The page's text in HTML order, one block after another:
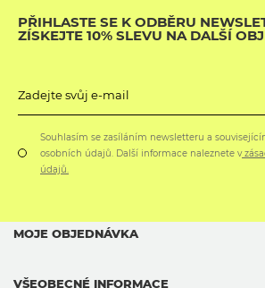
PŘIHLASTE SE K ODBĚRU
ZÍSKEJTE 10% SLEVU NA DALŠÍ
Zadejte svůj e-mail
Souhlasím se zasíláním newsletteru a
osobních údajů. Další informace naleznete v
údajů.
MOJE OBJEDNÁVKA
VŠEOBECNÉ INFORMACE